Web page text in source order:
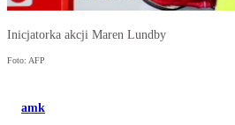
Inicjatorka akcji Maren Lundby
Foto: AFP
amk